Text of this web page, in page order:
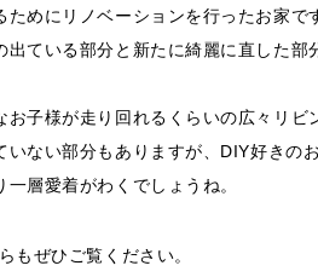
めにリノベーションを行ったお家で
ている部分と新たに綺麗に直した部
子様が走り回れるくらいの広々リビ
ない部分もありますが、DIY好きの
層愛着がわくでしょうね。
ぜひご覧ください。